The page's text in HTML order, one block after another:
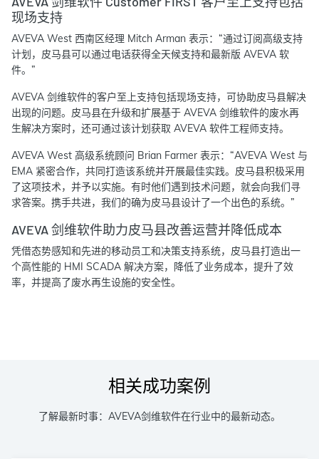
现场支持
AVEVA West 西南区经理 Mitch Arman 表示：“通过订阅高级支持
计划，皮马县可以通过电话获得全天候支持和最新版 AVEVA 软
件。”
AVEVA 剑维软件的客户至上支持包括现场支持，可协助皮马县解决
出现的问题。皮马县在升级和扩展基于 AVEVA 剑维软件的废水再
生解决方案时，还可通过该计划获取 AVEVA 软件工程师支持。
AVEVA West 高级系统顾问 Brian Farmer 表示：“AVEVA West 与
EMA 紧密合作，共同打造该系统并开展最佳实践。皮马县积极采用
了这项技术，并予以实施。有时他们遇到技术问题，就会向我们寻
求答案。携手共进，我们的确为皮马县设计了一个出色的系统。”
AVEVA 剑维软件助力皮马县改善运营并降低成本
凭借态势感知和先进的移动员工和决策支持系统，皮马县打造出一
个高性能的 HMI SCADA 解决方案，降低了业务成本，提升了效
率，并提高了废水再生设施的安全性。
相关成功案例
了解最新时事：AVEVA剑维软件在行业中的最新动态。